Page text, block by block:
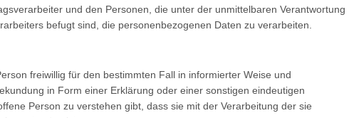
und den Personen, die unter der unmittelbaren Verantwortung
befugt sind, die personenbezogenen Daten zu verarbeiten.
freiwillig für den bestimmten Fall in informierter Weise und
in Form einer Erklärung oder einer sonstigen eindeutigen
Person zu verstehen gibt, dass sie mit der Verarbeitung der sie